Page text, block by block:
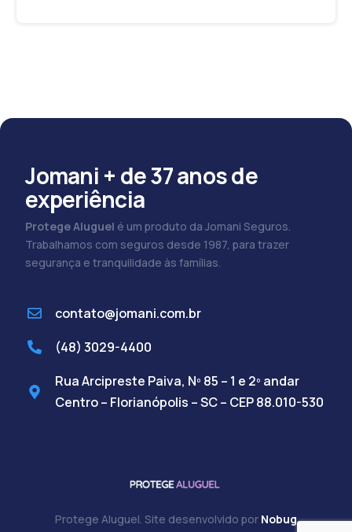
Jomani + de 37 anos de
experiência
Protege Aluguel é um produto da Jomani Seguros.
Trabalhamos com seguros desde 1987, para trazer
segurança e tranquilidade às famílias.
contato@jomani.com.br
(48) 3029-4400
Rua Arcipreste Paiva, Nº 85 – 1 e 2º andar
Centro – Florianópolis – SC – CEP 88.010-530
Protege Aluguel. Site desenvolvido por Nobug